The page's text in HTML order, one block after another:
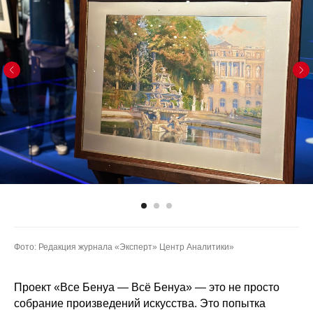
Фото: Редакция журнала «Эксперт» Центр Аналитики»
Проект «Все Бенуа — Всё Бенуа» — это не просто
собрание произведений искусства. Это попытка